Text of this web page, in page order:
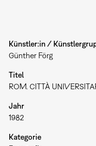
Künstler:in /
Günther Förg
Titel
ROM. CITTÀ
Jahr
1982
Kategorie